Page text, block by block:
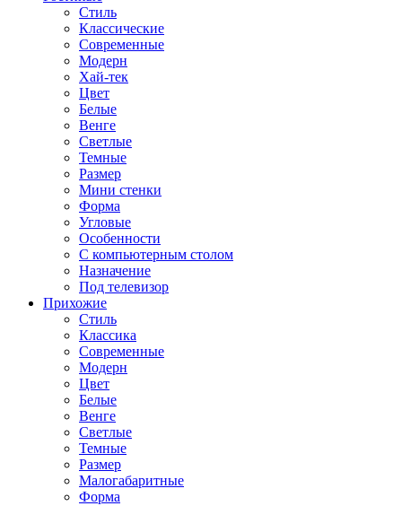
Стиль
Классические
Современные
Модерн
Хай-тек
Цвет
Белые
Венге
Светлые
Темные
Размер
Мини стенки
Форма
Угловые
Особенности
С компьютерным столом
Назначение
Под телевизор
Прихожие
Стиль
Классика
Современные
Модерн
Цвет
Белые
Венге
Светлые
Темные
Размер
Малогабаритные
Форма